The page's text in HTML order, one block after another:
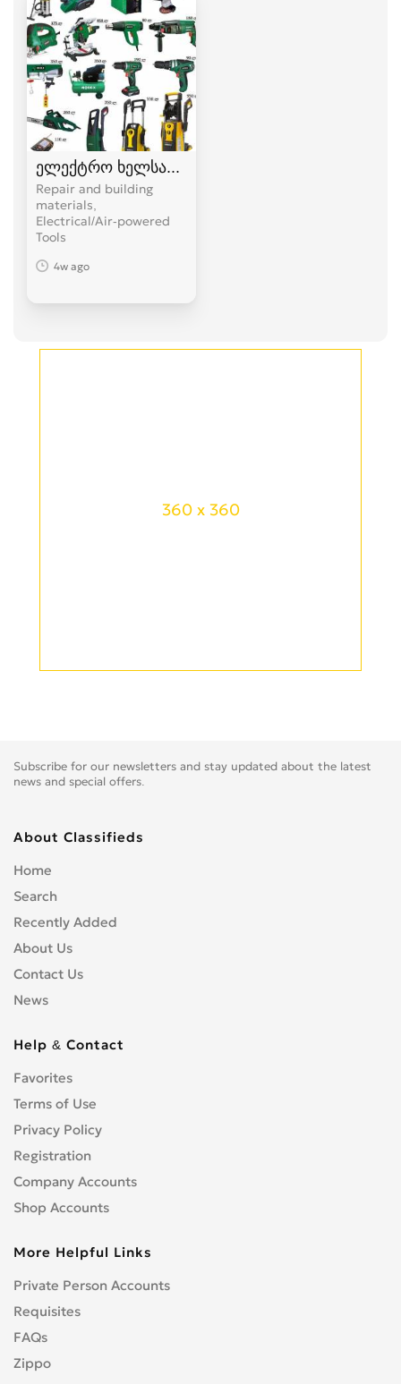
ელექტრო ხელსაწყოები
Repair and building
materials,
Electrical/Air-powered
Tools
4w ago
360 x 360
Subscribe for our newsletters and stay updated about the latest
news and special offers.
About Classifieds
Home
Search
Recently Added
About Us
Contact Us
News
Help & Contact
Favorites
Terms of Use
Privacy Policy
Registration
Company Accounts
Shop Accounts
More Helpful Links
Private Person Accounts
Requisites
FAQs
Zippo